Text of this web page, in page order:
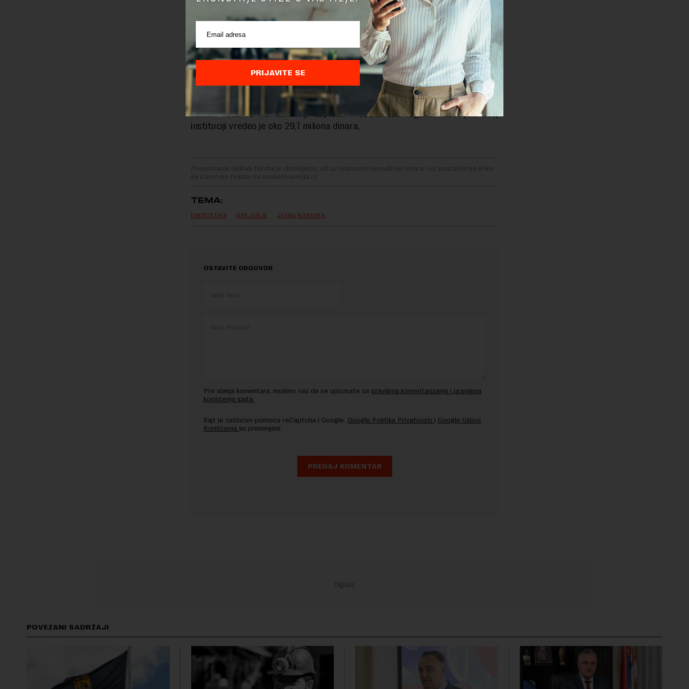
velikog broja podataka na terenu, odnosno organizovanje i uspostavljanje
terenskih istraživačkih aktivnosti primenom odgovarajućih terenskih i
laboratorijskih metoda.
Prikupljene podatke treba analizirati sa aspekta interpretacije geotermalnih uslova i
geološke građe dela terena na kome se istraživanja izvode.
U avgustu 2022. godine Beogradske elektrane ugovorile su sa Rudarsko-
geološkim fakultetom izradu studije o geotermalnom potencijalu podzemnih
vodnih resursa na teritoriji toplana i kotlarnica. Ugovor dodeljen ovoj
instituciji vredeo je oko 29,7 miliona dinara.
Preuzimanje delova teksta je dozvoljeno, ali uz obavezno navođenje izvora i uz postavljanje linka
ka izvornom tekstu na novaekonomija.rs
TEMA:
ENERGETIKA GREJANJE JAVNA NABAVKA
OSTAVITE ODGOVOR
Pre slanja komentara, molimo vas da se upoznate sa pravilima komentarisanja i pravilima
korišćenja sajta.
Sajt je zaštićen pomocu reCaptcha i Google. Google Politika Privatnosti i Google Uslovi
Korišćenja su primenjeni.
POVEZANI SADRŽAJI
PRIJAVITE SE